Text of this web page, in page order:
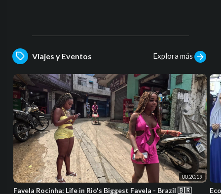
Viajes y Eventos Explora más
00:20:19
Favela Rocinha: Life in Rio's Biggest Favela - Brazil 🇧🇷